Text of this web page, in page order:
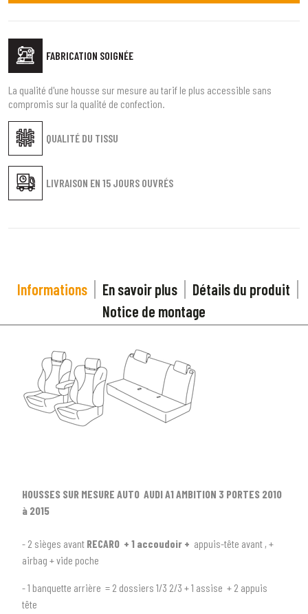
SÉLECTIONNEZ LE TYPE DE VOTRE VÉHICULE
FABRICATION SOIGNÉE
QUALITÉ DU TISSU
LIVRAISON EN 15 JOURS OUVRÉS
La qualité d'une housse sur mesure au tarif le plus accessible sans
compromis sur la qualité de confection.
Informations En savoir plus
Détails du produit
Notice de montage
HOUSSES SUR MESURE AUTO AUDI A1 AMBITION 3 PORTES 2010
à 2015
- 2 sièges avant RECARO + 1 accoudoir + appuis-tête avant , +
airbag + vide poche
- 1 banquette arrière = 2 dossiers 1/3 2/3 + 1 assise + 2 appuis
tête